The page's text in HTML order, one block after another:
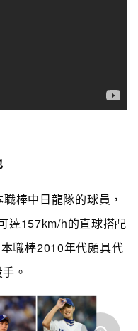
棒中日龍隊的球員，
達157km/h的直球搭配
職棒2010年代頗具代
。